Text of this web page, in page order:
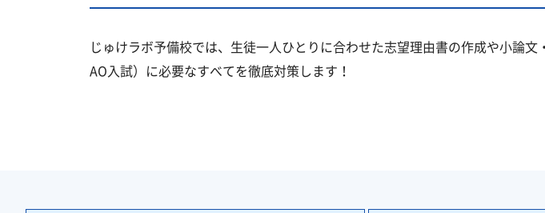
じゅけラボ予備校では、生徒一人ひとりに合わせた志望理由書の作成や小論
AO入試）に必要なすべてを徹底対策します！